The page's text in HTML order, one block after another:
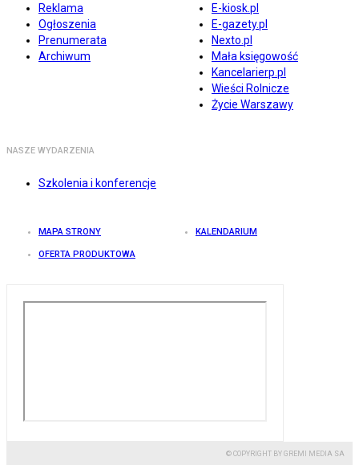
Reklama
Ogłoszenia
Prenumerata
Archiwum
E-kiosk.pl
E-gazety.pl
Nexto.pl
Mała księgowość
Kancelarierp.pl
Wieści Rolnicze
Życie Warszawy
NASZE WYDARZENIA
Szkolenia i konferencje
MAPA STRONY KALENDARIUM
OFERTA PRODUKTOWA
© COPYRIGHT BY GREMI MEDIA SA